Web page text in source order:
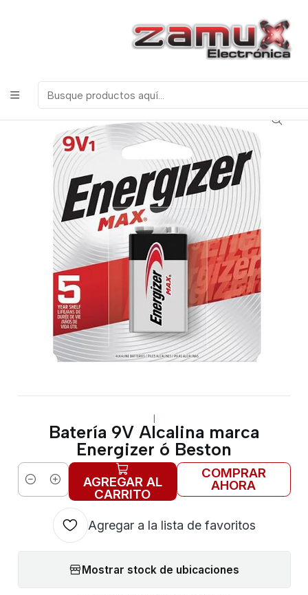
ELECTRONICOS, ROBOTICA & TECNOLOGIA
Herramientas
Baterias
Batería 9V Alcalina marca Energizer ó Beston
|
Batería 9V Alcalina marca
Energizer ó Beston
Cantidad AGREGAR AL
CARRITO
COMPRAR
AHORA
Agregar a la lista de favoritos
Mostrar stock de ubicaciones